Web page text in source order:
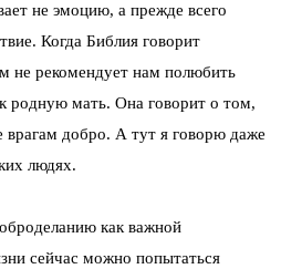
не эмоцию, а прежде всего
Когда Библия говорит
не рекомендует нам полюбить
родную мать. Она говорит о том,
добро. А тут я говорю даже
людях.
как важной
сейчас можно попытаться